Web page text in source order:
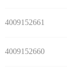
4009152661
4009152660